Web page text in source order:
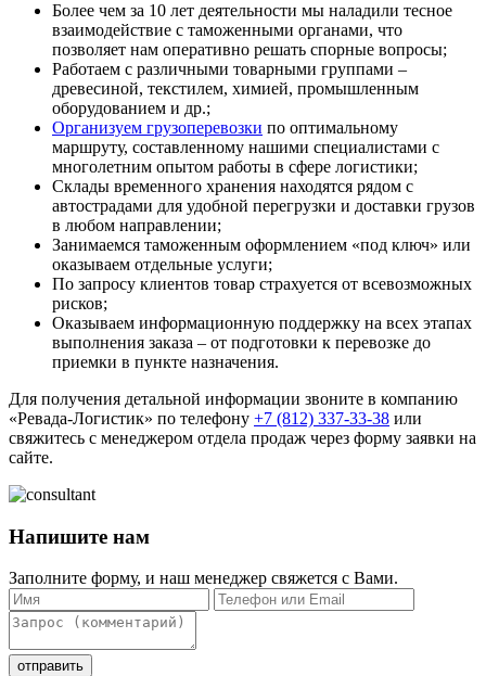
Более чем за 10 лет деятельности мы наладили тесное
взаимодействие с таможенными органами, что
позволяет нам оперативно решать спорные вопросы;
Работаем с различными товарными группами –
древесиной, текстилем, химией, промышленным
оборудованием и др.;
Организуем грузоперевозки по оптимальному
маршруту, составленному нашими специалистами с
многолетним опытом работы в сфере логистики;
Склады временного хранения находятся рядом с
автострадами для удобной перегрузки и доставки грузов
в любом направлении;
Занимаемся таможенным оформлением «под ключ» или
оказываем отдельные услуги;
По запросу клиентов товар страхуется от всевозможных
рисков;
Оказываем информационную поддержку на всех этапах
выполнения заказа – от подготовки к перевозке до
приемки в пункте назначения.
Для получения детальной информации звоните в компанию
«Ревада-Логистик» по телефону +7 (812) 337-33-38 или
свяжитесь с менеджером отдела продаж через форму заявки на
сайте.
Напишите нам
Заполните форму, и наш менеджер свяжется с Вами.